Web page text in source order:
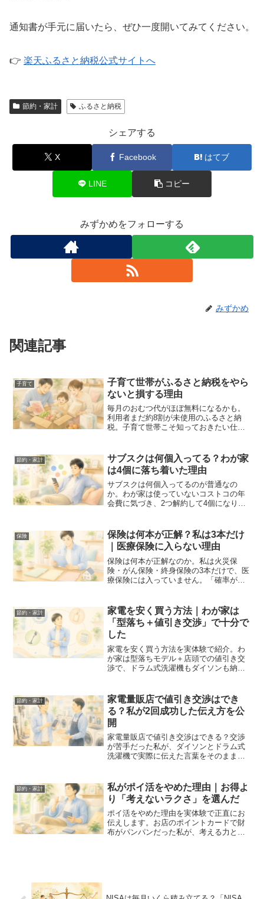
通知書が手元に届いたら、ぜひ一度開いてみてください。
👉 楽天ふるさと納税公式サイトへ
節約・家計 ふるさと納税
シェアする
X Facebook はてブ
LINE コピー
みずかめをフォローする
みずかめ
関連記事
子育て
子育て世帯がふるさと納税をやら
ないと損する理由
毎月のおむつ代がほぼ無料になるかも。
利用者まだ約8割が未使用のふるさと納
税。子育て世帯こそ知っておきたい仕組
節約・家計
サブスクは何個入ってる？わが家
は4個に落ち着いた理由
サブスクは何個入ってるのが普通なの
か。わが家は使っていないコストコの年
会費に気づき、2つ解約して4個になりま
えします。
保険
保険は何本が正解？私は3本だけ
｜医療保険に入らない理由
保険は何本が正解なのか。私は火災保
険・がん保険・終身保険の3本だけで、医
療保険には入っていません。「確率が低
でお伝えします。
節約・家計
家電を安く買う方法｜わが家は
「型落ち＋値引き交渉」で十分で
した
家電を安く買う方法を実体験で紹介。わ
が家は型落ちモデル＋店頭での値引き交
渉で、ドラム式洗濯機もダイソンも納得
方をまとめました。
節約・家計
家電量販店で値引き交渉はでき
る？私が2回成功した伝え方を公
開
家電量販店で値引き交渉はできる？交渉
が苦手だった私が、ダイソンとドラム式
洗濯機で実際に伝えた言葉をそのまま公
に書きました。
節約・家計
私がポイ活をやめた理由｜お得よ
り「考えないラクさ」を選んだ
ポイ活をやめた理由を実体験で正直にお
伝えします。お店のポイントカードで財
布がパンパンだった私が、考える力と管